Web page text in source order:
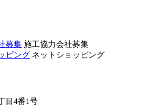
施工協力会社募集
ネットショッピング
目4番1号